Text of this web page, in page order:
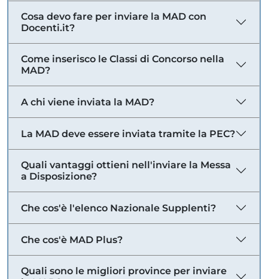
Cosa devo fare per inviare la MAD con
Docenti.it?
Come inserisco le Classi di Concorso nella
MAD?
A chi viene inviata la MAD?
La MAD deve essere inviata tramite la PEC?
Quali vantaggi ottieni nell'inviare la Messa
a Disposizione?
Che cos'è l'elenco Nazionale Supplenti?
Che cos'è MAD Plus?
Quali sono le migliori province per inviare